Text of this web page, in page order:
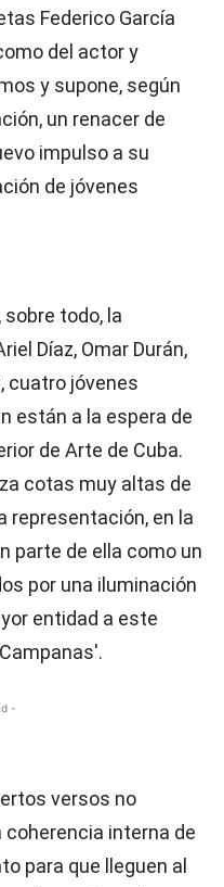
Federico García
del actor y
y supone, según
un renacer de
impulso a su
de jóvenes
todo, la
Díaz, Omar Durán,
cuatro jóvenes
están a la espera de
de Arte de Cuba.
cotas muy altas de
representación, en la
parte de ella como un
por una iluminación
entidad a este
-
versos no
interna de
para que lleguen al